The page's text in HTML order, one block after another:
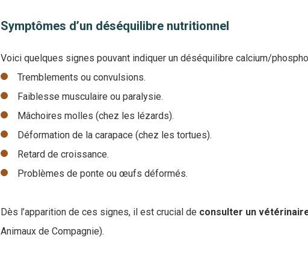
Symptômes d’un déséquilibre nutritionnel
Voici quelques signes pouvant indiquer un déséquilibre calcium/
Tremblements ou convulsions.
Faiblesse musculaire ou paralysie.
Mâchoires molles (chez les lézards).
Déformation de la carapace (chez les tortues).
Retard de croissance.
Problèmes de ponte ou œufs déformés.
Dès l’apparition de ces signes, il est crucial de consulter un
Animaux de Compagnie).